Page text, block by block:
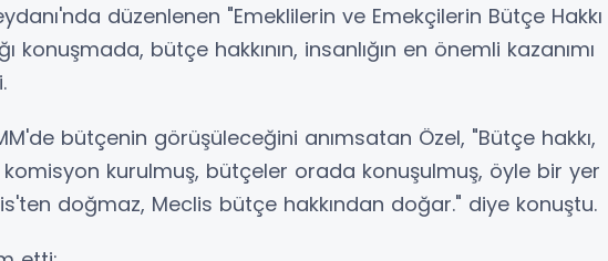
düzenlenen "Emeklilerin ve Emekçilerin Bütçe Hakkı
konuşmada, bütçe hakkının, insanlığın en önemli kazanımı
bütçenin görüşüleceğini anımsatan Özel, "Bütçe hakkı,
kurulmuş, bütçeler orada konuşulmuş, öyle bir yer
doğmaz, Meclis bütçe hakkından doğar." diye konuştu.